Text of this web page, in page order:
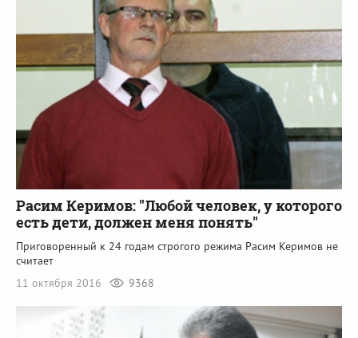
Расим Керимов: "Любой человек, у которого
есть дети, должен меня понять"
Приговоренный к 24 годам строгого режима Расим Керимов не
считает
11 октября 2016
9368